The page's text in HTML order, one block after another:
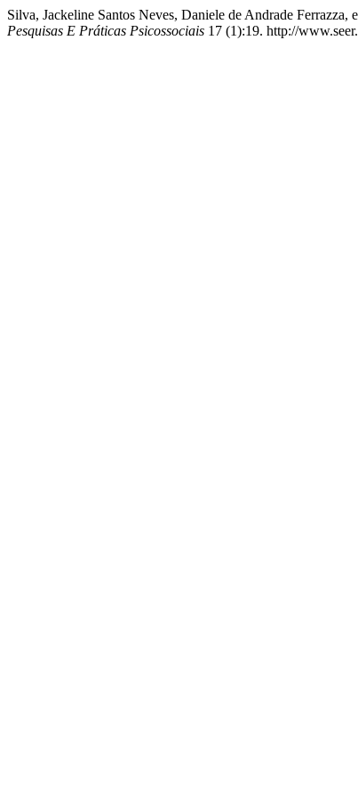
Silva, Jackeline Santos Neves, Daniele de Andrade
Pesquisas E Práticas Psicossociais 17 (1):19. http://